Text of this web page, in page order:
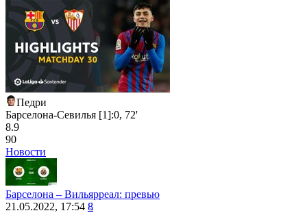
Педри
Барселона-Севилья [1]:0, 72'
8.9
90
Новости
Барселона – Вильярреал: превью
21.05.2022, 17:54 8